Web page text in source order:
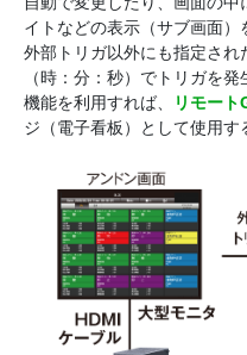
イトなどの表示（サブ画面）
外部トリガ以外にも指定され
（時：分：秒）でトリガを
機能を利用すれば、
リモート
ジ（電子看板）として使用す